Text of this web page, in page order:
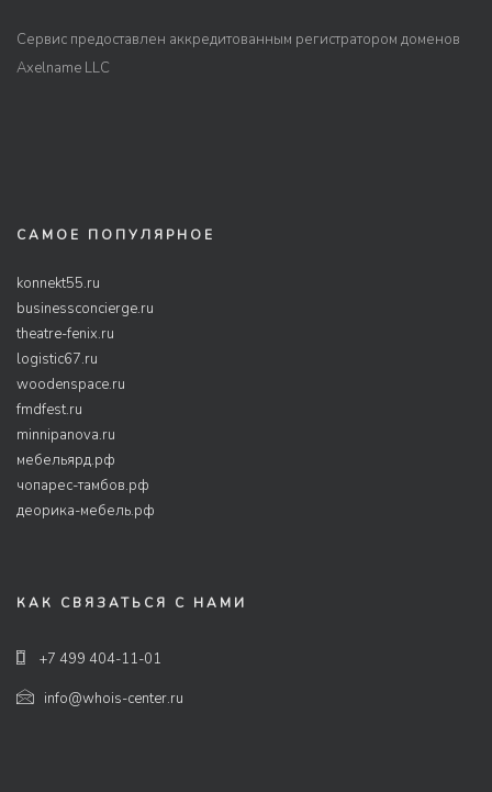
Сервис предоставлен аккредитованным регистратором доменов
Axelname LLC
САМОЕ ПОПУЛЯРНОЕ
konnekt55.ru
businessconcierge.ru
theatre-fenix.ru
logistic67.ru
woodenspace.ru
fmdfest.ru
minnipanova.ru
мебельярд.рф
чопарес-тамбов.рф
деорика-мебель.рф
КАК СВЯЗАТЬСЯ С НАМИ
+7 499 404-11-01
info@whois-center.ru